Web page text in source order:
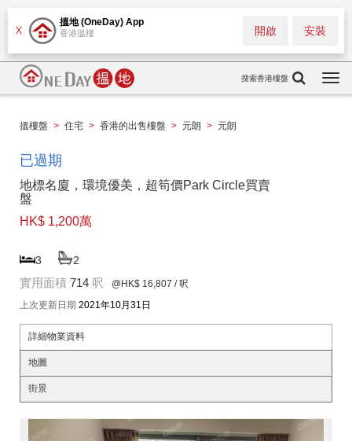
X
搵地 (OneDay) App
香港搵樓 安裝
開啟
搜索香港樓盤
搵樓盤 > 住宅 > 香港的出售樓盤 > 元朗 > 元朗
已過期
地標名廈，環境優美，超筍價Park Circle買賣
盤
HK$ 1,200萬
3 2
實用面積 714 呎 @HK$ 16,807 / 呎
上次更新日期 2021年10月31日
詳細物業資料
地圖
街景